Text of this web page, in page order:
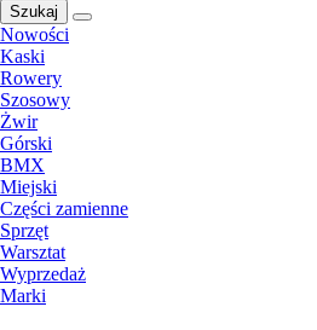
Szukaj
Nowości
Kaski
Rowery
Szosowy
Żwir
Górski
BMX
Miejski
Części zamienne
Sprzęt
Warsztat
Wyprzedaż
Marki